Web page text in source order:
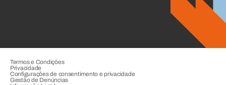
Termos e Condições
Privacidade
Configurações de consentimento e privacidade
Gestão de Denúncias